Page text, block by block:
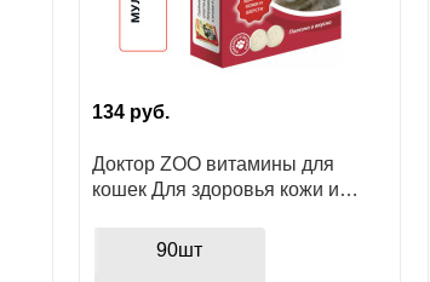
134 руб.
Доктор ZOO витамины для
кошек Для здоровья кожи и
90шт